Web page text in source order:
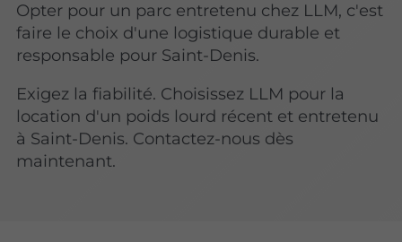
Opter pour un parc entretenu chez LLM, c'est
faire le choix d'une logistique durable et
responsable pour Saint-Denis.
Exigez la fiabilité. Choisissez LLM pour la
location d'un poids lourd récent et entretenu
à Saint-Denis. Contactez-nous dès
maintenant.